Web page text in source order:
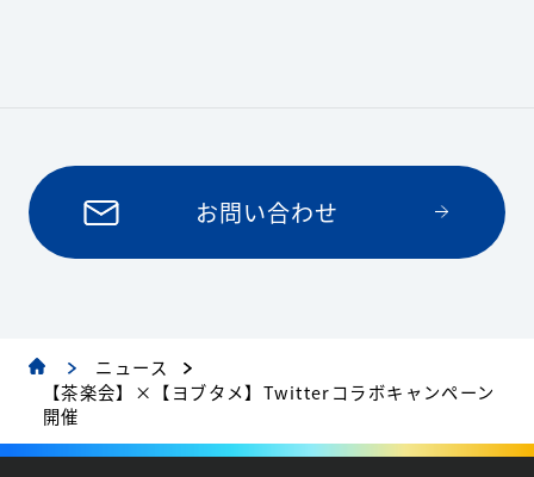
お問い合わせ
ニュース
【茶楽会】×【ヨブタメ】Twitterコラボキャンペーン
開催